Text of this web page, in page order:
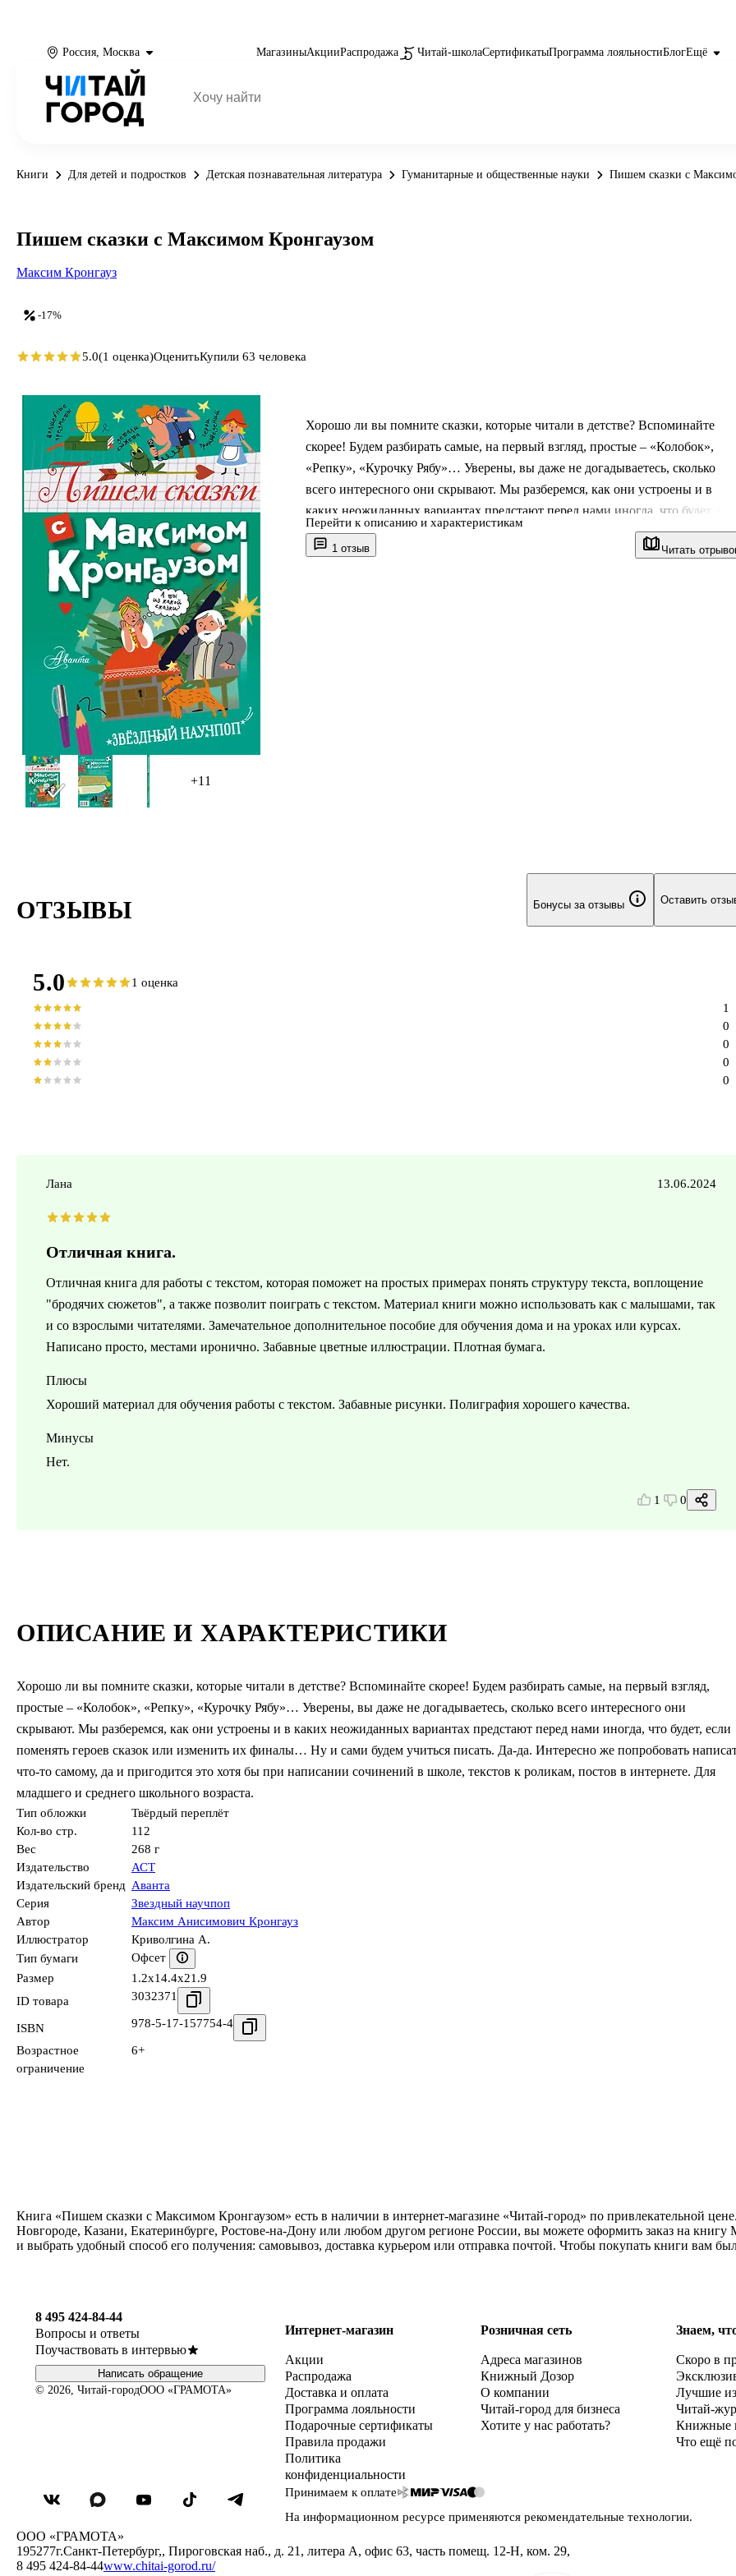
Россия, Москва МагазиныАкцииРаспродажа Читай-школаСертификатыПрограмма лояльностиБлогЕщё
Книги Для детей и подростков Детская познавательная литература Гуманитарные и общественные науки Пишем сказки с
+11
1 отзыв Читать
Хорошо ли вы помните сказки, которые читали в детстве? Вспоминайте
скорее! Будем разбирать самые, на первый взгляд, простые – «Колобок»,
«Репку», «Курочку Рябу»… Уверены, вы даже не догадываетесь, сколько
всего интересного они скрывают. Мы разберемся, как они устроены и в
каких неожиданных вариантах предстают перед нами иногда, что будет,
поменять героев сказок или изменить их финалы… Ну и сами будем
писать. Да-да. Интересно же попробовать написать что-то самому, да и
Перейти к описанию и характеристикам
-17%
Пишем сказки с Максимом Кронгаузом
Максим Кронгауз
5.0(1 оценка)ОценитьКупили 63 человека
ОПИСАНИЕ И ХАРАКТЕРИСТИКИ
Хорошо ли вы помните сказки, которые читали в детстве? Вспоминайте скорее! Будем разбирать самые, на первый взгляд,
простые – «Колобок», «Репку», «Курочку Рябу»… Уверены, вы даже не догадываетесь, сколько всего интересного они
скрывают. Мы разберемся, как они устроены и в каких неожиданных вариантах предстают перед нами иногда, что будет, если
поменять героев сказок или изменить их финалы… Ну и сами будем учиться писать. Да-да. Интересно же попробовать
что-то самому, да и пригодится это хотя бы при написании сочинений в школе, текстов к роликам, постов в интернете. Для
младшего и среднего школьного возраста.
Тип обложки
Твёрдый переплёт
Кол-во стр.
112
Вес
268 г
Издательство
АСТ
Издательский бренд Аванта
Серия
Звездный научпоп
Автор
Максим Анисимович Кронгауз
Иллюстратор
Криволгина А.
Тип бумаги
Офсет
Размер
1.2x14.4x21.9
ID товара
3032371
ISBN 978-5-17-157754-4
Возрастное
ограничение
6+
ОТЗЫВЫ Бонусы за отзывы Оставить
5.0 1 оценка
0
0
0
0
1
Лана 13.06.2024
Отличная книга.
Отличная книга для работы с текстом, которая поможет на простых примерах понять структуру текста, воплощение
"бродячих сюжетов", а также позволит поиграть с текстом. Материал книги можно использовать как с малышами, так
и со взрослыми читателями. Замечательное дополнительное пособие для обучения дома и на уроках или курсах.
Написано просто, местами иронично. Забавные цветные иллюстрации. Плотная бумага.
Плюсы
Хороший материал для обучения работы с текстом. Забавные рисунки. Полиграфия хорошего качества.
Минусы
Нет.
1 0
Книга «Пишем сказки с Максимом Кронгаузом» есть в наличии в интернет-магазине «Читай-город» по привлекательной
Новгороде, Казани, Екатеринбурге, Ростове-на-Дону или любом другом регионе России, вы можете оформить заказ на
и выбрать удобный способ его получения: самовывоз, доставка курьером или отправка почтой. Чтобы покупать книги вам
8 495 424-84-44
Вопросы и ответы
Поучаствовать в интервью
Написать обращение
© 2026, Читай-городООО «ГРАМОТА»
Интернет-магазин
Акции
Распродажа
Доставка и оплата
Программа лояльности
Подарочные сертификаты
Правила продажи
Политика
конфиденциальности
Розничная сеть
Адреса магазинов
Книжный Дозор
О компании
Читай-город для бизнеса
Хотите у нас работать?
Знаем,
Скоро в
Лучшие
Читай-
Книжные
Что ещё
Принимаем к оплате
На информационном ресурсе применяются рекомендательные технологии.
ООО «ГРАМОТА»
195277г.Санкт-Петербург,, Пироговская наб., д. 21, литера А, офис 63, часть помещ. 12-Н, ком. 29,
8 495 424-84-44www.chitai-gorod.ru/